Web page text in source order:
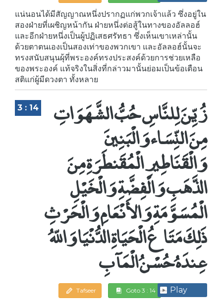
แน่นอนได้มีสัญญาณหนึ่งปรากฏแก่พวกเจ้าแล้ว ซึ่งอยู่ใน
สองฝ่ายที่เผชิญหน้ากัน ฝ่ายหนึ่งต่อสู้ในทางของอัลลอฮ์
และอีกฝ่ายหนึ่งเป็นผู้ปฏิเสธศรัทธา ซึ่งเห็นเขาเหล่านั้น
ด้วยตาตนเองเป็นสองเท่าของพวกเขา และอัลลอฮ์นั้นจะ
ทรงสนับสนุนผุ้ที่พระองค์ทรงประสงค์ด้วยการช่วยเหลือ
ของพระองค์ แท้จริงในสิ่งที่กล่าวมานั้นย่อมเป็นข้อเตือน
สติแก่ผู้มีดวงตา ทั้งหลาย
3 : 14 زُيِّنَ لِلنَّاسِ حُبُّ الشَّهَوَاتِ
مِنَ النِّسَاء وَالْبَنِينَ
وَالْقَنَاطِيرِ الْمُقَنطَرَةِ مِنَ
الذَّهَبِ وَالْفِضَّةِ وَالْخَيْلِ
الْمُسَوَّمَةِ وَالأَنْعَامِ وَالْحَرْثِ
ذَلِكَ مَتَاعُ الْحَيَاةِ الدُّنْيَا وَاللّهُ
عِندَهُ حُسْنُ الْمَآبِ
Tafseer Goto 3 : 14 Play